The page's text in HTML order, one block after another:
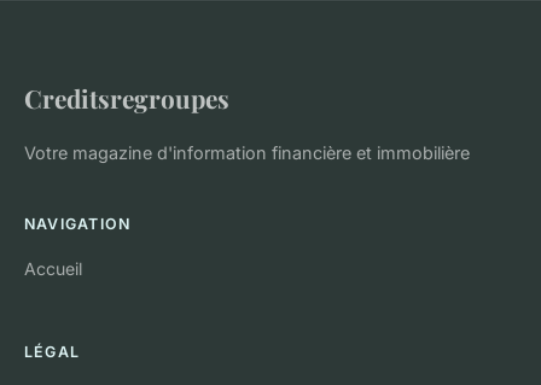
Creditsregroupes
Votre magazine d'information financière et immobilière
NAVIGATION
Accueil
LÉGAL